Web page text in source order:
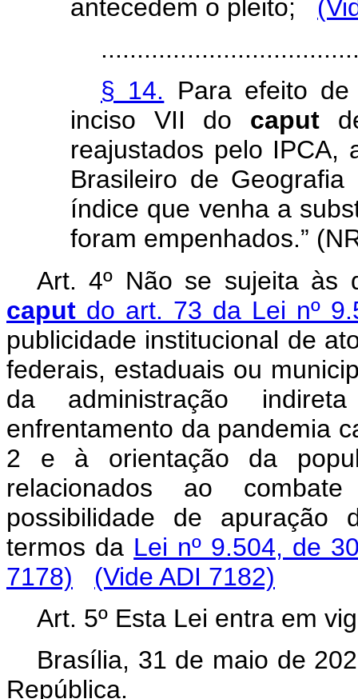
antecedem o pleito;
§ 14. Para efeito
inciso VII do caput
reajustados pelo IPCA,
Brasileiro de
índice que venha a
foram empenhados.”
Art. 4º Não se sujeita às
caput do art. 73 da Lei nº
publicidade institucional de
federais, estaduais ou
da administração
enfrentamento da pandemia
2 e à orientação da
relacionados ao
possibilidade de apuração
termos da Lei nº 9.504, de
7178)
(Vide ADI 7182)
Art. 5º Esta Lei entra em
Brasília, 31 de maio de
República.